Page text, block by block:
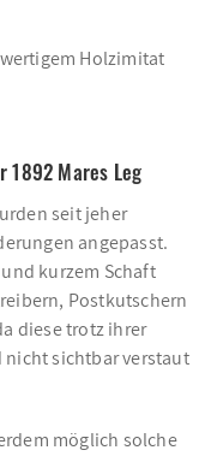
Holzimitat
1892 Mares Leg
seit jeher
angepasst.
kurzem Schaft
Postkutschern
diese trotz ihrer
sichtbar verstaut
möglich solche